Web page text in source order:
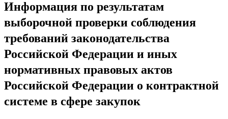
Информация по результатам
выборочной проверки соблюдения
требований законодательства
Российской Федерации и иных
нормативных правовых актов
Российской Федерации о контрактной
системе в сфере закупок